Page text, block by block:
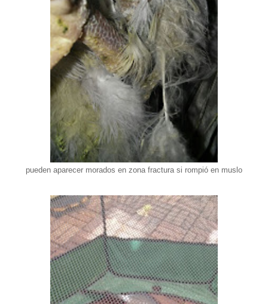
pueden aparecer morados en zona fractura si rompió en muslo